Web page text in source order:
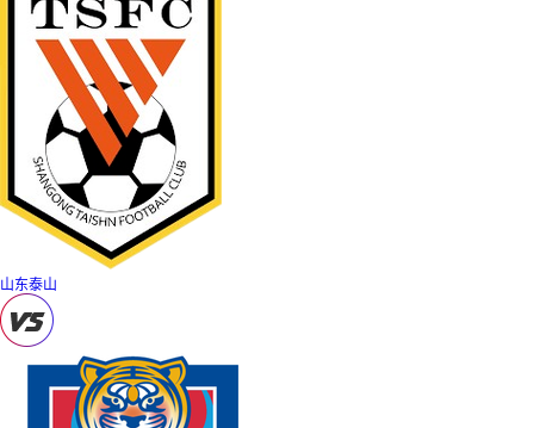
山东泰山